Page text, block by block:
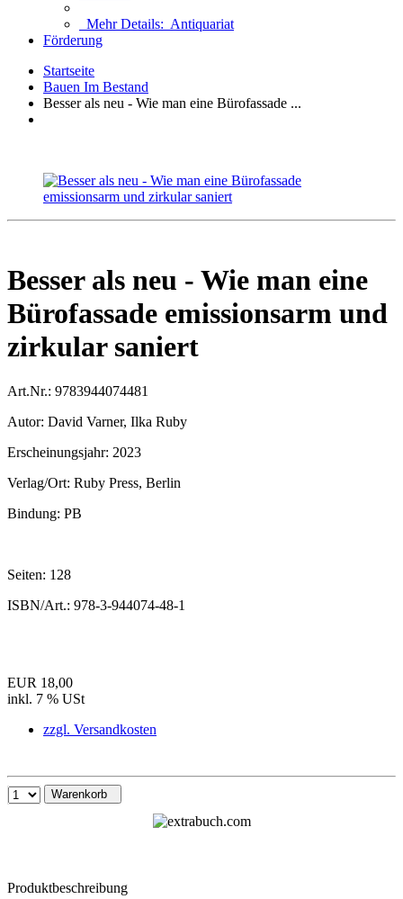
Mehr Details: Antiquariat
Förderung
Startseite
Bauen Im Bestand
Besser als neu - Wie man eine Bürofassade ...
Besser als neu - Wie man eine
Bürofassade emissionsarm und
zirkular saniert
Art.Nr.: 9783944074481
Autor: David Varner, Ilka Ruby
Erscheinungsjahr: 2023
Verlag/Ort: Ruby Press, Berlin
Bindung: PB
Seiten: 128
ISBN/Art.: 978-3-944074-48-1
EUR 18,00
inkl. 7 % USt
zzgl. Versandkosten
Warenkorb
Produktbeschreibung